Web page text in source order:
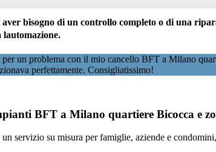
bisogno di un controllo completo o di una
per un problema con il mio cancello BFT a Milano
perfettamente. Consigliatissimo!
BFT a Milano quartiere Bicocca e
servizio su misura per famiglie, aziende e